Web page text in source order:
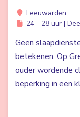
Leeuwarden
24 - 28 uur |
Geen
betekenen. Op
ouder wordende
beperking in een